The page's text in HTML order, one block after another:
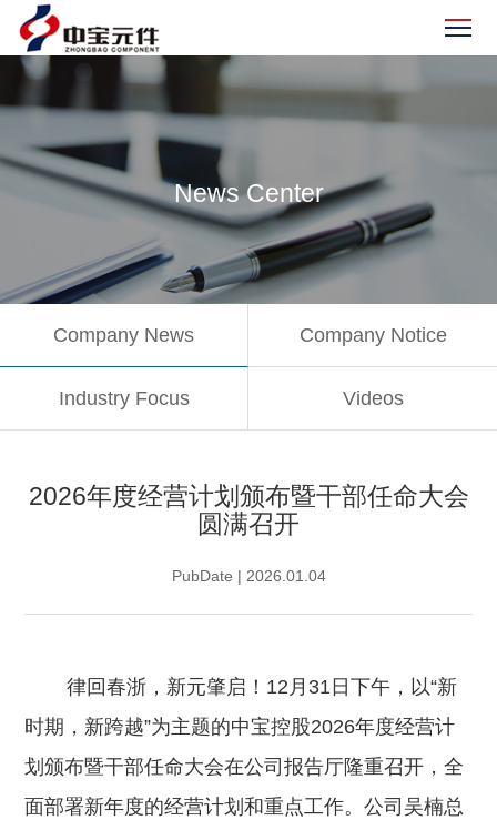
News Center
Company News Company Notice
Industry Focus Videos
2026年度经营计划颁布暨干部任命大会
圆满召开
PubDate | 2026.01.04
律回春浙，新元肇启！12月31日下午，以“新
时期，新跨越”为主题的中宝控股2026年度经营计
划颁布暨干部任命大会在公司报告厅隆重召开，全
面部署新年度的经营计划和重点工作。公司吴楠总